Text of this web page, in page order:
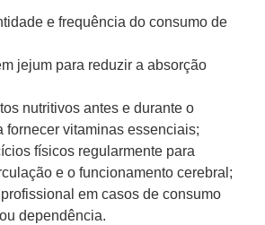
e frequência do consumo de
jejum para reduzir a absorção
nutritivos antes e durante o
fornecer vitaminas essenciais;
físicos regularmente para
e o funcionamento cerebral;
em casos de consumo
dependência.